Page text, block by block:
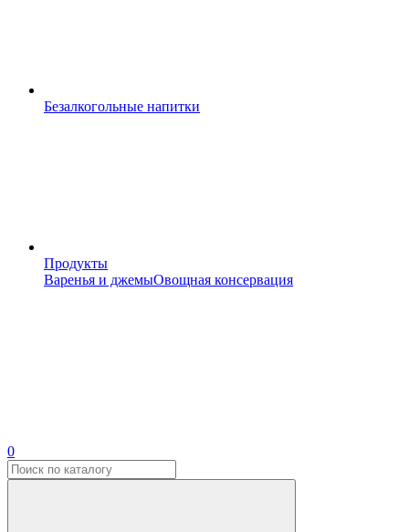
Безалкогольные напитки
Продукты
Варенья и джемыОвощная консервация
0